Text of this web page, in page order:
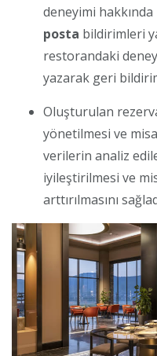
deneyimi
posta bildirimleri
restorandaki
yazarak geri
Oluşturulan
yönetilmesi ve
verilerin analiz
iyileştirilmesi ve
arttırılmasını